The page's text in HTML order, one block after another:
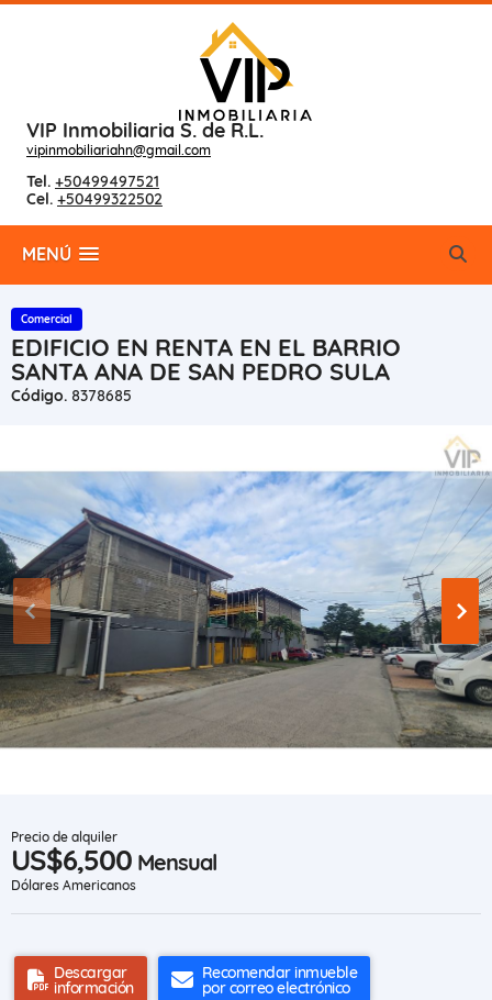
VIP Inmobiliaria S. de R.L.
vipinmobiliariahn@gmail.com
Tel. +50499497521
Cel. +50499322502
MENÚ
Comercial
EDIFICIO EN RENTA EN EL BARRIO
SANTA ANA DE SAN PEDRO SULA
Código. 8378685
Precio de alquiler
US$6,500 Mensual
Dólares Americanos
Descargar
información
Recomendar inmueble
por correo electrónico